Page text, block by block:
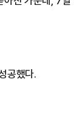
공했다.